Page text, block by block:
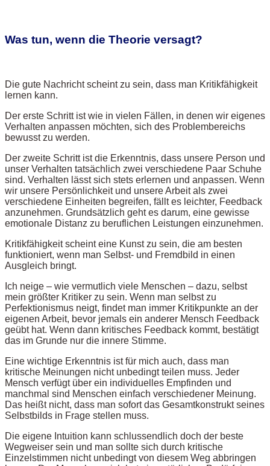
Was tun, wenn die Theorie versagt?
Die gute Nachricht scheint zu sein, dass man Kritikfähigkeit
lernen kann.
Der erste Schritt ist wie in vielen Fällen, in denen wir eigenes
Verhalten anpassen möchten, sich des Problembereichs
bewusst zu werden.
Der zweite Schritt ist die Erkenntnis, dass unsere Person und
unser Verhalten tatsächlich zwei verschiedene Paar Schuhe
sind. Verhalten lässt sich stets erlernen und anpassen. Wenn
wir unsere Persönlichkeit und unsere Arbeit als zwei
verschiedene Einheiten begreifen, fällt es leichter, Feedback
anzunehmen. Grundsätzlich geht es darum, eine gewisse
emotionale Distanz zu beruflichen Leistungen einzunehmen.
Kritikfähigkeit scheint eine Kunst zu sein, die am besten
funktioniert, wenn man Selbst- und Fremdbild in einen
Ausgleich bringt.
Ich neige – wie vermutlich viele Menschen – dazu, selbst
mein größter Kritiker zu sein. Wenn man selbst zu
Perfektionismus neigt, findet man immer Kritikpunkte an der
eigenen Arbeit, bevor jemals ein anderer Mensch Feedback
geübt hat. Wenn dann kritisches Feedback kommt, bestätigt
das im Grunde nur die innere Stimme.
Eine wichtige Erkenntnis ist für mich auch, dass man
kritische Meinungen nicht unbedingt teilen muss. Jeder
Mensch verfügt über ein individuelles Empfinden und
manchmal sind Menschen einfach verschiedener Meinung.
Das heißt nicht, dass man sofort das Gesamtkonstrukt seines
Selbstbilds in Frage stellen muss.
Die eigene Intuition kann schlussendlich doch der beste
Wegweiser sein und man sollte sich durch kritische
Einzelstimmen nicht unbedingt von diesem Weg abbringen